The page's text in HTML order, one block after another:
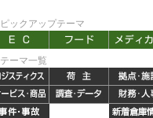
ピックアップテーマ
テーマ一覧